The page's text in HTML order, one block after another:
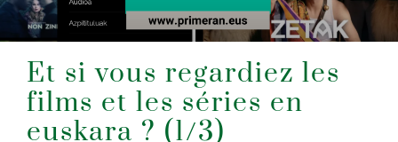
Et si vous regardiez les
films et les séries en
euskara ? (1/3)